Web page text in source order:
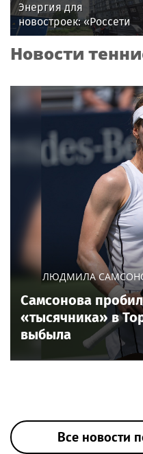
Энергия для
новостроек: «Россети
Новосибирск»
обеспечили почти 12
кварталов
Новости
ЛЮДМИЛА
Самсонова
«тысячника» в
выбыла
Все новости